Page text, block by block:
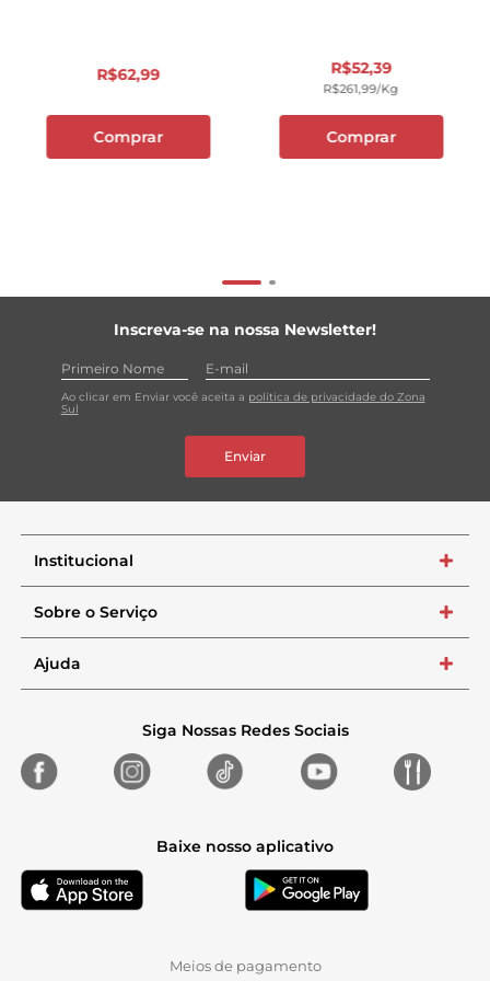
R$62,99
Comprar
R$52,39
R$261,99/kg
Comprar
Inscreva-se na nossa Newsletter!
Ao clicar em Enviar você aceita a política de privacidade do Zona
Sul
Enviar
Institucional +
Sobre o Serviço +
Ajuda +
Siga Nossas Redes Sociais
Baixe nosso aplicativo
Meios de pagamento